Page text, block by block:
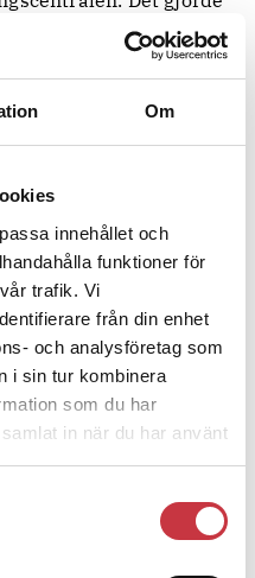
Om
innehållet och
funktioner för
trafik. Vi
från din enhet
och analysföretag som
i sin tur kombinera
som du har
in när du har använt
beroende på vilken
uppgiften.
både kollegialt och
har gjorts efter